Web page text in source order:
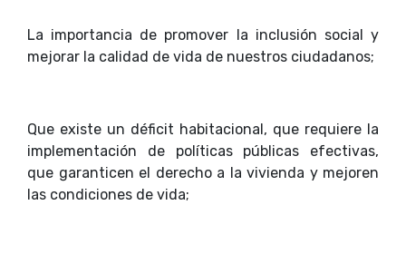
La importancia de promover la inclusión social y
mejorar la calidad de vida de nuestros ciudadanos;
Que existe un déficit habitacional, que requiere la
implementación de políticas públicas efectivas,
que garanticen el derecho a la vivienda y mejoren
las condiciones de vida;